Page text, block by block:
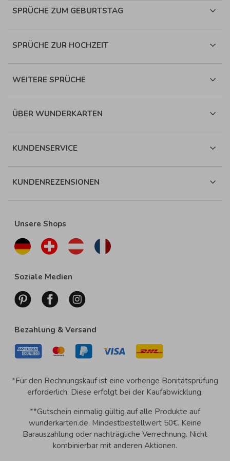
SPRÜCHE ZUM GEBURTSTAG
SPRÜCHE ZUR HOCHZEIT
WEITERE SPRÜCHE
ÜBER WUNDERKARTEN
KUNDENSERVICE
KUNDENREZENSIONEN
Unsere Shops
Soziale Medien
Bezahlung & Versand
*Für den Rechnungskauf ist eine vorherige Bonitätsprüfung
erforderlich. Diese erfolgt bei der Kaufabwicklung.
**Gutschein einmalig gültig auf alle Produkte auf
wunderkarten.de. Mindestbestellwert 50€. Keine
Barauszahlung oder nachträgliche Verrechnung. Nicht
kombinierbar mit anderen Aktionen.